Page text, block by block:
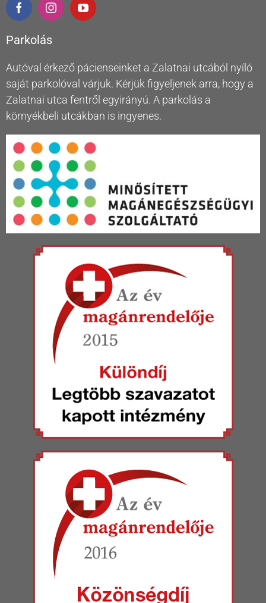
Parkolás
Autóval érkező pácienseinket a Zalatnai utcából nyíló
saját parkolóval várjuk. Kérjük figyeljenek arra, hogy a
Zalatnai utca fentről egyirányú. A parkolás a
környékbeli utcákban is ingyenes.